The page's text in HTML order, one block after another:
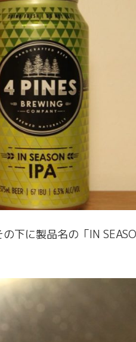
下に製品名の「IN